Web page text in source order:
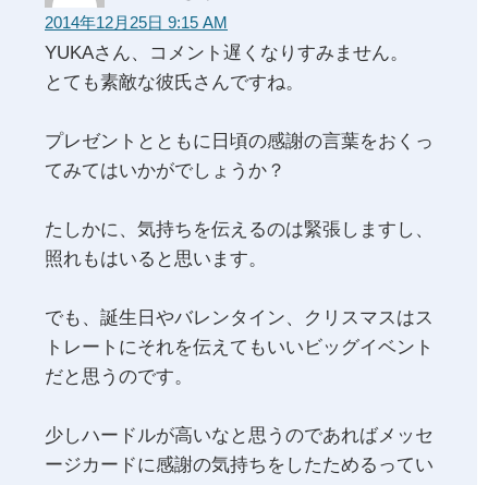
2014年12月25日 9:15 AM
YUKAさん、コメント遅くなりすみません。
とても素敵な彼氏さんですね。
プレゼントとともに日頃の感謝の言葉をおくっ
てみてはいかがでしょうか？
たしかに、気持ちを伝えるのは緊張しますし、
照れもはいると思います。
でも、誕生日やバレンタイン、クリスマスはス
トレートにそれを伝えてもいいビッグイベント
だと思うのです。
少しハードルが高いなと思うのであればメッセ
ージカードに感謝の気持ちをしたためるってい